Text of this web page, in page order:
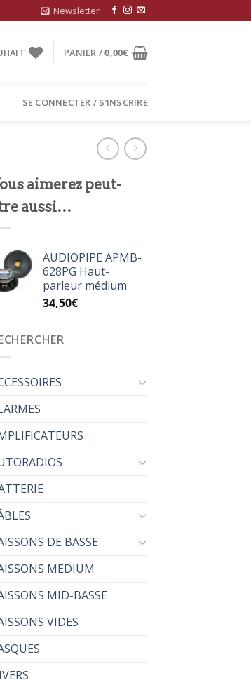
Newsletter
PANIER /0,00€
SE CONNECTER / S’INSCRIRE
bass 16.5 cm haute performance 260W max
aimerez peut-
aussi…
AUDIOPIPE APMB-
628PG Haut-
parleur médium
34,50€
DE BASSE
MEDIUM
MID-BASSE
VIDES